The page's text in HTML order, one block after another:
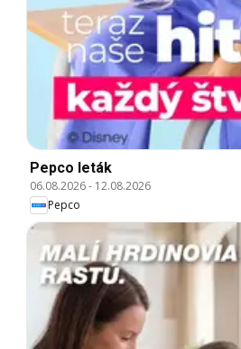
Pepco leták
06.08.2026- 12.08.2026
Pepco